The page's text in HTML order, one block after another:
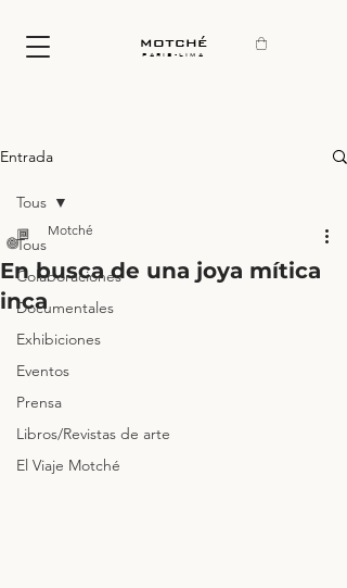
motché
paris-lima
Entrada
Tous
Colaboraciones
Documentales
Exhibiciones
Eventos
Prensa
Libros/Revistas de arte
El Viaje Motché
Tous
En busca de una joya mítica
inca
Motché